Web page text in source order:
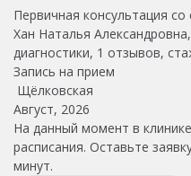
Первичная консультация
Хан Наталья
диагностики, 1 отзывов,
Запись на прием
Щёлковская
Август, 2026
На данный момент в
расписания. Оставьте
минут.